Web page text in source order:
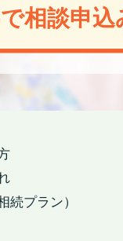
相談申込
続プラン）